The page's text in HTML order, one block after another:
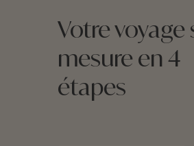
Votre voyage
mesure en 4
étapes